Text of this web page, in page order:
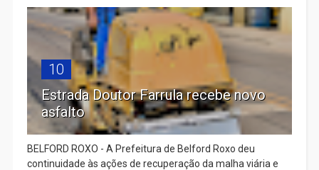
10
Estrada Doutor Farrula recebe novo
asfalto
BELFORD ROXO - A Prefeitura de Belford Roxo deu
continuidade às ações de recuperação da malha viária e